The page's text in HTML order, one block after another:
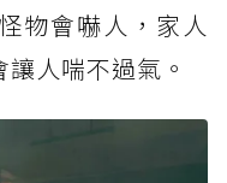
物會嚇人，家人
人喘不過氣。